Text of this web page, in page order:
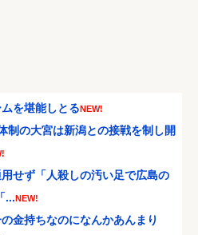
を堪能しとるNEW!
制の大宮は新潟との接戦を制し開
せず「人殺しの汚い足で広島の
...NEW!
金持ちなのになんかあんまり